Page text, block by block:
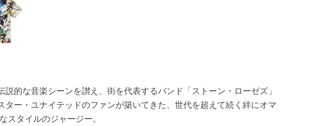
的な音楽シーンを讃え、街を代表するバンド「ストーン・ローゼズ」
ター・ユナイテッドのファンが築いてきた、世代を超えて続く絆にオマ
スタイルのジャージー。